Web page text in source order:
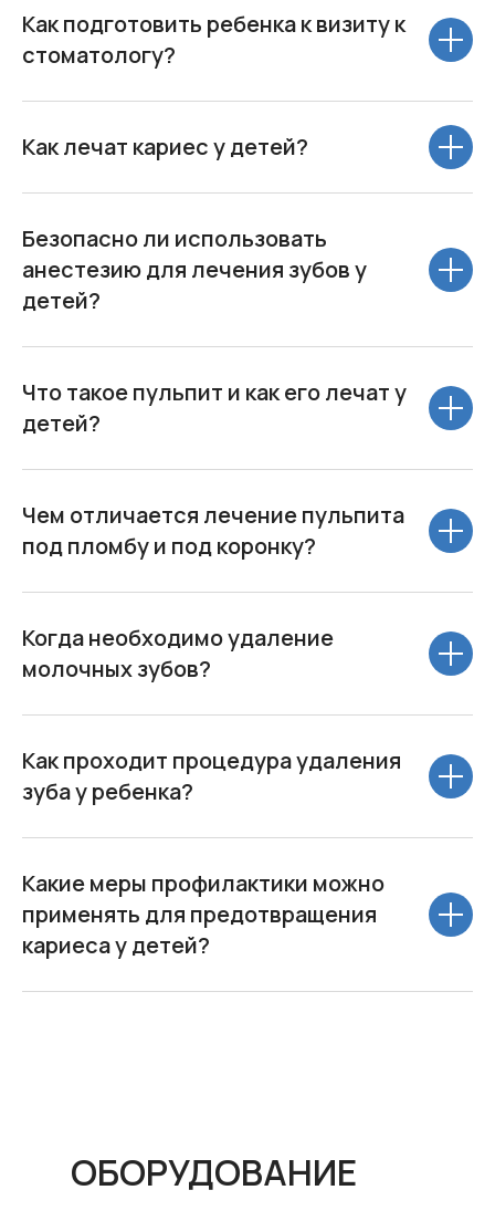
Как подготовить ребенка к визиту к
стоматологу?
Как лечат кариес у детей?
Безопасно ли использовать
анестезию для лечения зубов у
детей?
Что такое пульпит и как его лечат у
детей?
Чем отличается лечение пульпита
под пломбу и под коронку?
Когда необходимо удаление
молочных зубов?
Как проходит процедура удаления
зуба у ребенка?
Какие меры профилактики можно
применять для предотвращения
кариеса у детей?
ОБОРУДОВАНИЕ